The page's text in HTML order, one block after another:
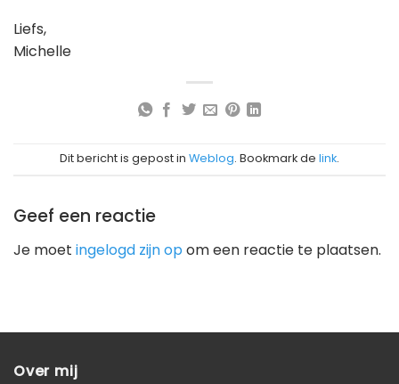
Liefs,
Michelle
Dit bericht is gepost in Weblog. Bookmark de link.
Geef een reactie
Je moet ingelogd zijn opom een reactie te plaatsen.
Over mij